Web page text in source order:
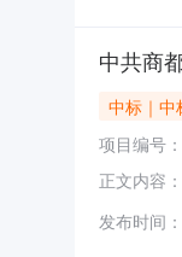
中共商
中标｜中
项目编号：
正文内容：
发布时间：